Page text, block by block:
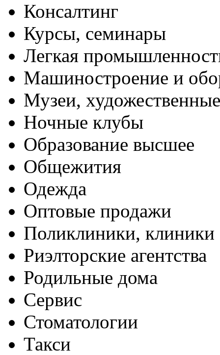
Консалтинг
Курсы, семинары
Легкая
Машиностроение и
Музеи,
Ночные клубы
Образование высшее
Общежития
Одежда
Оптовые продажи
Поликлиники, клиники
Риэлторские агентства
Родильные дома
Сервис
Стоматологии
Такси